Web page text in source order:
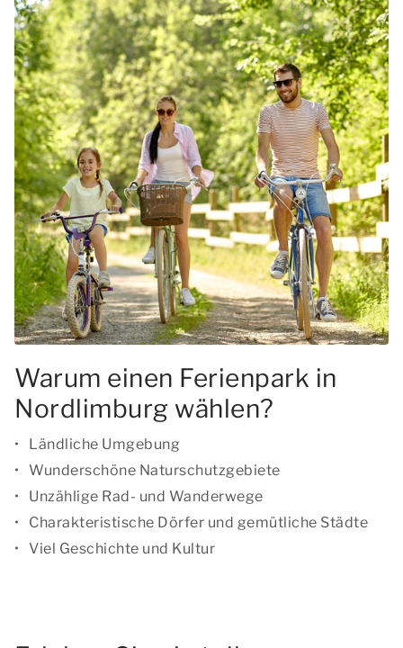
Warum einen Ferienpark in
Nordlimburg wählen?
Ländliche Umgebung
Wunderschöne Naturschutzgebiete
Unzählige Rad- und Wanderwege
Charakteristische Dörfer und gemütliche Städte
Viel Geschichte und Kultur